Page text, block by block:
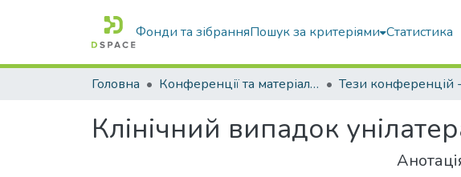
Фонди та зібранняПошук за критеріями Статистика
Головна Конференції та матеріали конференцій Тези конференцій
Клінічний випадок